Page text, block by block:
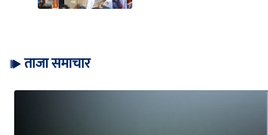
ताजा समाचार